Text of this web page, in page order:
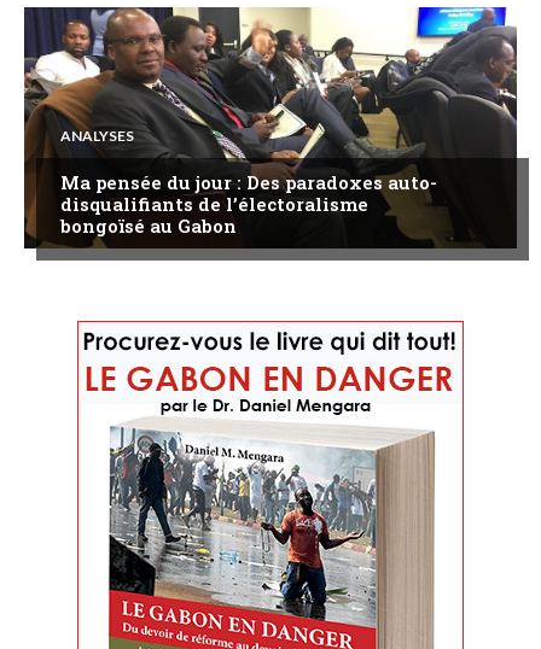
ANALYSES
Ma pensée du jour : Des paradoxes auto-
disqualifiants de l’électoralisme
bongoïsé au Gabon